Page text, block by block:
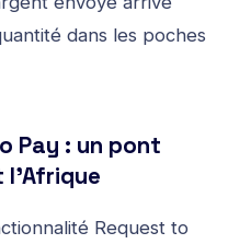
dans les poches
Pay : un pont
l'Afrique
Request to